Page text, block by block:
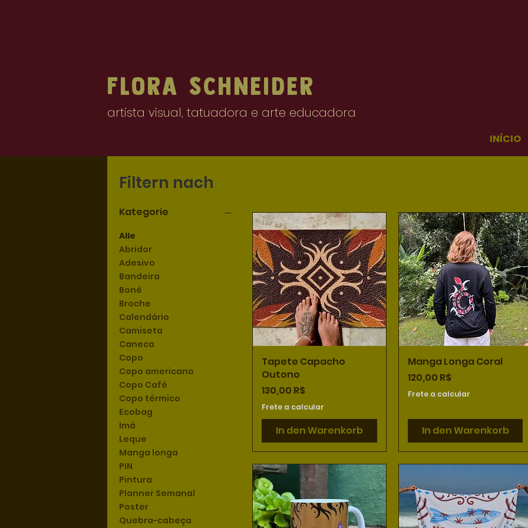
Flora Schneider
artista visual, tatuadora e arte educadora
INÍCIO
Filtern nach
Kategorie
Alle
Abridor
Adesivo
Bandeira
Boné
Broche
Calendário
Camiseta
Caneca
Copo
Copo americano
Copo Café
Copo térmico
Ecobag
Imã
Leque
Manga longa
PIN
Pintura
Planner Semanal
Poster
Quebra-cabeça
Schnellansicht
Tapete Capacho
Outono
Preis
130,00 R$
Frete a calcular
In den Warenkorb
Schnellansicht
Manga Longa Coral
Preis
120,00 R$
Frete a calcular
In den Warenkorb